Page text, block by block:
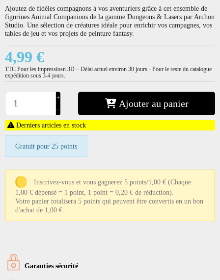
Ajoutez de fidèles compagnons à vos aventuriers grâce à cet ensemble de
figurines Animal Companions de la gamme Dungeons & Lasers par Archon
Studio. Une sélection de créatures idéale pour enrichir vos campagnes, vos
tables de jeu et vos projets de peinture fantasy.
4,99 €
TTC Pour les impressiosn 3D – Délai actuel environ 30 jours - Pour le reste du catalogue
expédition sous 3-4 jours.
+
−
Ajouter au panier
Derniers articles en stock
Gratuit pour 25 points
Inscrivez-vous et vous gagnerez 5 points/1,00 € (Chaque
1,00 € dépensé = 1 point, 1 point = 0,20 € de réduction).
Votre panier totalisera 5 points qui peuvent être convertis en un bon
d'achat de 1,00 €.
Garanties sécurité